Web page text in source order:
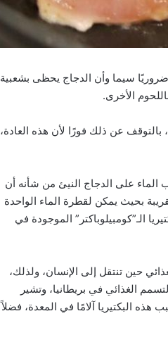
سيما وأن الدجاج يحظى بشعبية
الأخرى.
عن ذلك فورًا لأن هذه العادة،
على الدجاج النيئ من شأنه أن
بحيث يمكن لقطرة الماء الواحدة
الـ”كومبيلوباكتر” الموجودة في
حين تنتقل إلى الإنسان، ولذلك،
الغذائي في بريطانيا، وتشير
تسبب هذه البكتيريا آلامًا في المعدة، فضلاً